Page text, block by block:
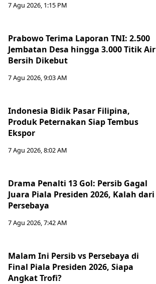
7 Agu 2026, 1:15 PM
Prabowo Terima Laporan TNI: 2.500
Jembatan Desa hingga 3.000 Titik Air
Bersih Dikebut
7 Agu 2026, 9:03 AM
Indonesia Bidik Pasar Filipina,
Produk Peternakan Siap Tembus
Ekspor
7 Agu 2026, 8:02 AM
Drama Penalti 13 Gol: Persib Gagal
Juara Piala Presiden 2026, Kalah dari
Persebaya
7 Agu 2026, 7:42 AM
Malam Ini Persib vs Persebaya di
Final Piala Presiden 2026, Siapa
Angkat Trofi?